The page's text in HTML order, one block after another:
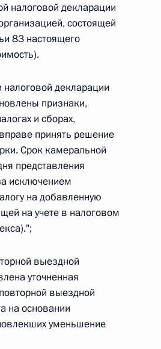
правонарушениях
прав потребителей»
административных
и Правительством
металлами,
налоговой декларации
состоящей
83 настоящего
декларации
признаки,
и сборах,
принять решение
Срок камеральной
представления
исключением
на добавленную
на учете в налоговом
выездной
уточненная
выездной
на основании
уменьшение